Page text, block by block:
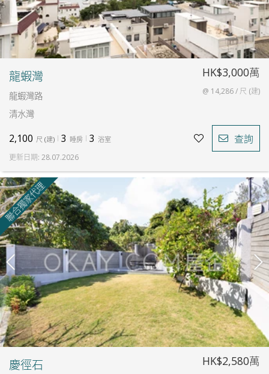
龍蝦灣
龍蝦灣路
清水灣
HK$3,000萬
@ 14,286 / 尺 (建)
2,100 尺 (建) 3 睡房 3 浴室 查詢
更新日期: 28.07.2026
慶徑石 HK$2,580萬
聯合獨家代理